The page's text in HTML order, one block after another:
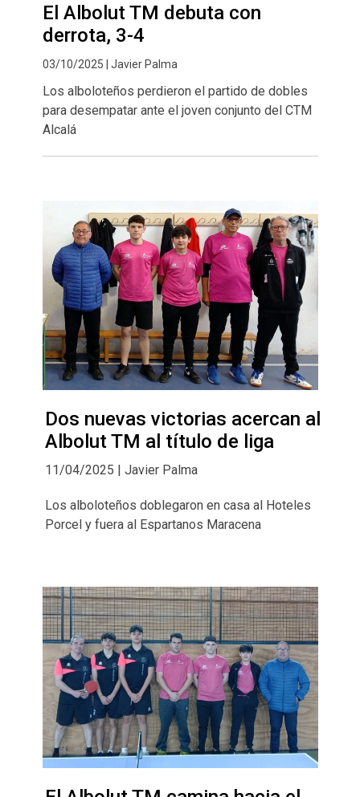
El Albolut TM debuta con
derrota, 3-4
03/10/2025 | Javier Palma
Los alboloteños perdieron el partido de dobles
para desempatar ante el joven conjunto del CTM
Alcalá
Dos nuevas victorias acercan al
Albolut TM al título de liga
11/04/2025 | Javier Palma
Los alboloteños doblegaron en casa al Hoteles
Porcel y fuera al Espartanos Maracena